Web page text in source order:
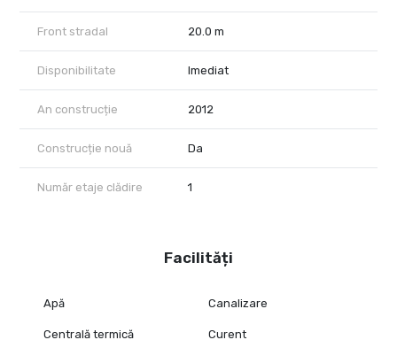
Caracteristici:
compartimentare practică pentru activitate de birou / comercială
acces facil
posibilitate de extindere / închiriere a unor suprafețe
suplimentare, la cerere
Acest spațiu se adresează atât companiilor care caută doar o
nevoie de o soluție mai amplă, cu posibilitatea de a închiria și alte
necesar.
Front stradal 20.0 m
Disponibilitate Imediat
An construcție 2012
Construcție nouă Da
Număr etaje clădire 1
Facilități
Apă Canalizare
Centrală termică Curent